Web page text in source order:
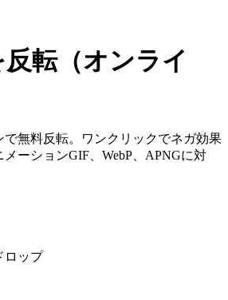
転（オンライ
無料反転。ワンクリックでネガ効果
ーションGIF、WebP、APNGに対
ロップ